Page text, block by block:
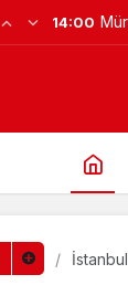
14:00